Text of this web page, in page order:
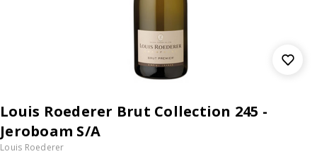
Louis Roederer Brut Collection 245 -
Jeroboam S/A
Louis Roederer